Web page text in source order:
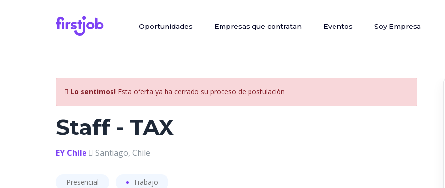
Oportunidades Empresas que contratan Eventos Soy Empresa
Lo sentimos! Esta oferta ya ha cerrado su proceso de postulación
Staff - TAX
EY Chile Santiago, Chile
Presencial Trabajo